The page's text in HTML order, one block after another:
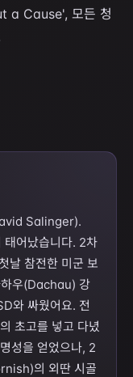
a Cause', 모든 청
Salinger).
태어났습니다. 2차
날 참전한 미군 보
하우(Dachau) 강
와 싸웠어요. 전
초고를 넣고 다녔
성을 얻었으나, 2
의 외딴 시골